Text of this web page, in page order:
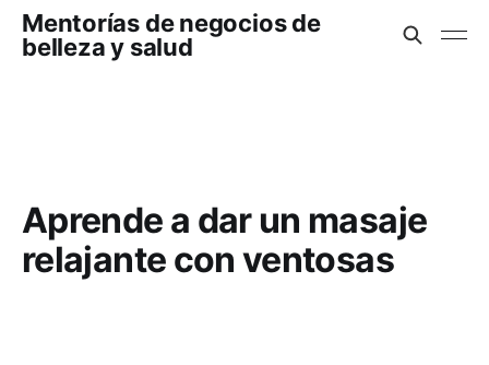
Mentorías de negocios de
belleza y salud
Aprende a dar un masaje
relajante con ventosas